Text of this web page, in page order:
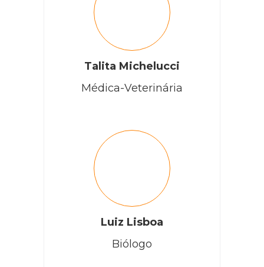
Talita Michelucci
Médica-Veterinária
Luiz Lisboa
Biólogo